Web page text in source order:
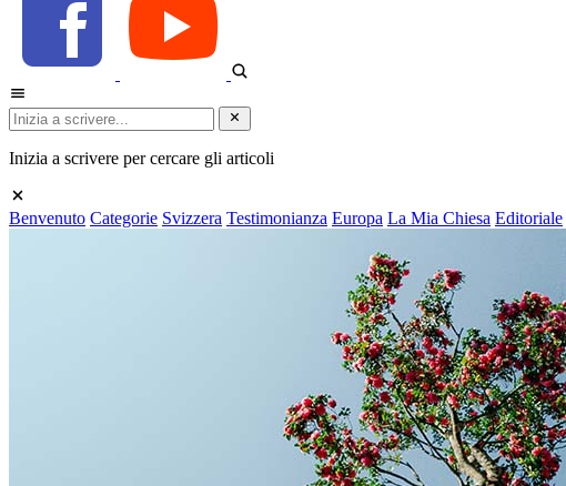
Inizia a scrivere per cercare gli articoli
Benvenuto Categorie Svizzera Testimonianza Europa La Mia Chiesa Editoriale